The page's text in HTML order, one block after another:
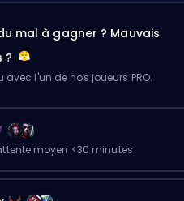
mal à gagner ? Mauvais
?
avec l'un de nos joueurs PRO.
moyen <30 minutes